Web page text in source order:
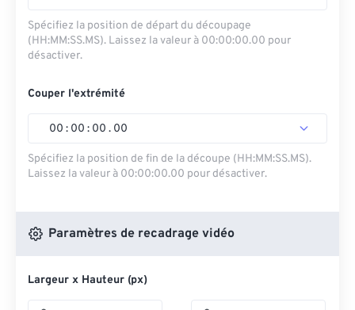
Spécifiez la position de départ du découpage
(HH:MM:SS.MS). Laissez la valeur à 00:00:00.00 pour
désactiver.
Couper l'extrémité
00 : 00 : 00 . 00
Spécifiez la position de fin de la découpe (HH:MM:SS.MS).
Laissez la valeur à 00:00:00.00 pour désactiver.
Paramètres de recadrage vidéo
Largeur x Hauteur (px)